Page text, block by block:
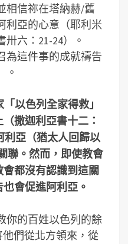
相信祢在塔納赫/舊
利亞的心意（耶利米
六：21-24）。
為這件事的成就禱告
。
以色列全家得救」
撒迦利亞書十二：
利亞（猶太人回歸以
聯。然而，即使教會
都沒有認識到這關
會促進阿利亞。
的百姓以色列的餘
們從北方領來，從